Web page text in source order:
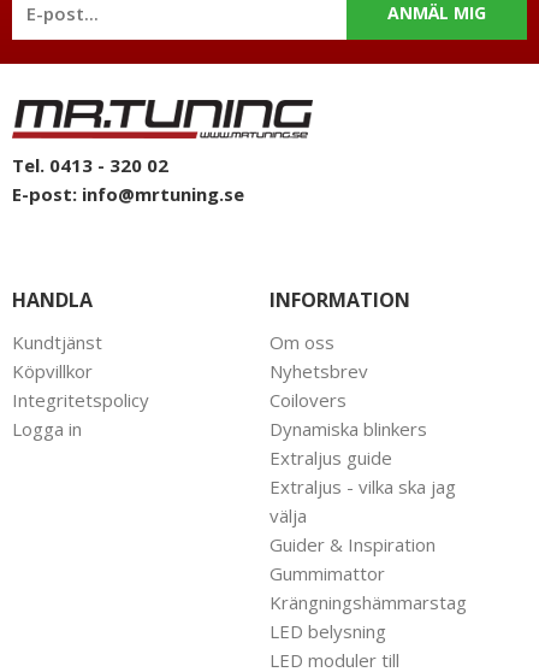
ANMÄL MIG
Tel. 0413 - 320 02
E-post: info@mrtuning.se
HANDLA
Kundtjänst
Köpvillkor
Integritetspolicy
Logga in
INFORMATION
Om oss
Nyhetsbrev
Coilovers
Dynamiska blinkers
Extraljus guide
Extraljus - vilka ska jag
välja
Guider & Inspiration
Gummimattor
Krängningshämmarstag
LED belysning
LED moduler till